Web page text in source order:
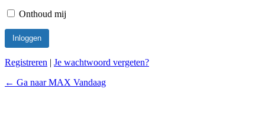
Onthoud mij
Registreren | Je wachtwoord vergeten?
← Ga naar MAX Vandaag